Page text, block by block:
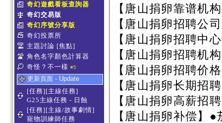
奇幻遊戲看板查詢器
奇幻交易版
奇幻序號分享版
奇幻投票所
主題討論 [焦點]
角色名字顏色計算器
奇怪？不一樣 #5
更新頁面 - Update
[任務][主線任務]
G25主線任務 - 日蝕
[任務][主線/故事劇情]
寵物訓練師任務
【唐山捐卵靠谱机
【唐山捐卵招聘公
【唐山捐卵招聘中
【唐山捐卵招聘机
【唐山捐卵招聘价
【唐山捐卵长期招
【唐山捐卵高薪招
【唐山捐卵补偿】